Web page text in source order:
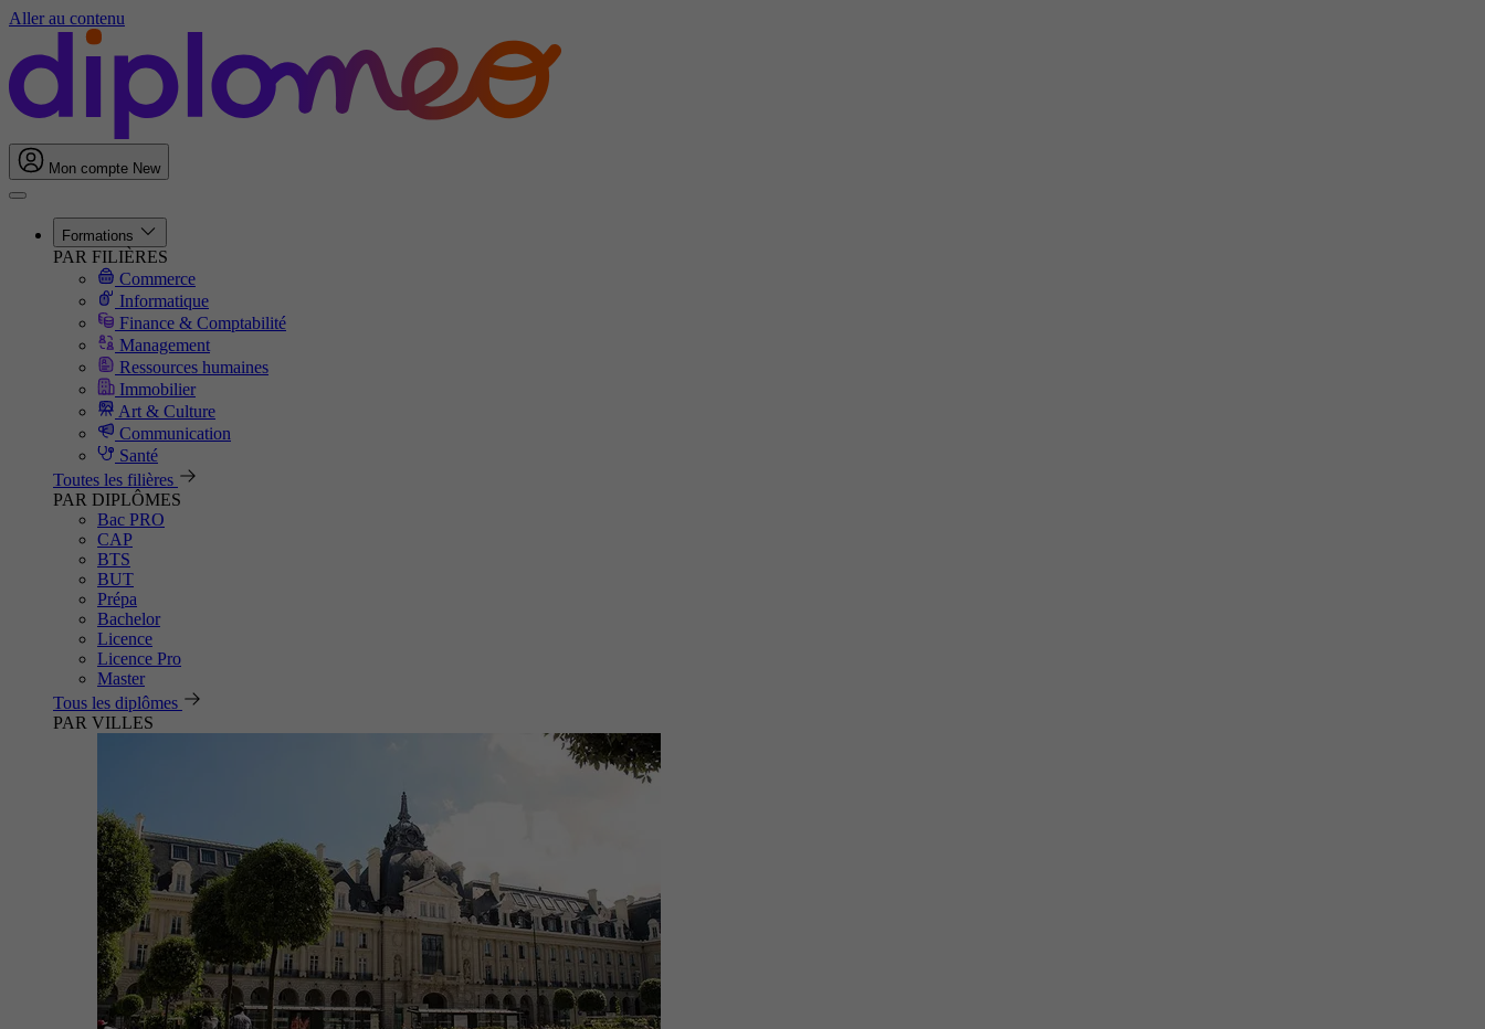
Aller au contenu
Mon compte New
Formations
PAR FILIÈRES
Commerce
Informatique
Finance & Comptabilité
Management
Ressources humaines
Immobilier
Art & Culture
Communication
Santé
Toutes les filières
PAR DIPLÔMES
Bac PRO
CAP
BTS
BUT
Prépa
Bachelor
Licence
Licence Pro
Master
Tous les diplômes
PAR VILLES